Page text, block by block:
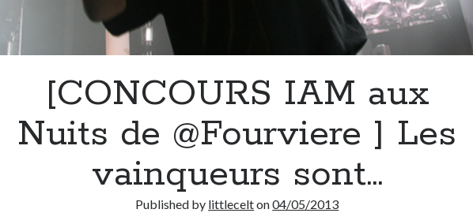
[CONCOURS IAM aux
Nuits de @Fourviere ] Les
vainqueurs sont…
Published by littlecelton04/05/2013